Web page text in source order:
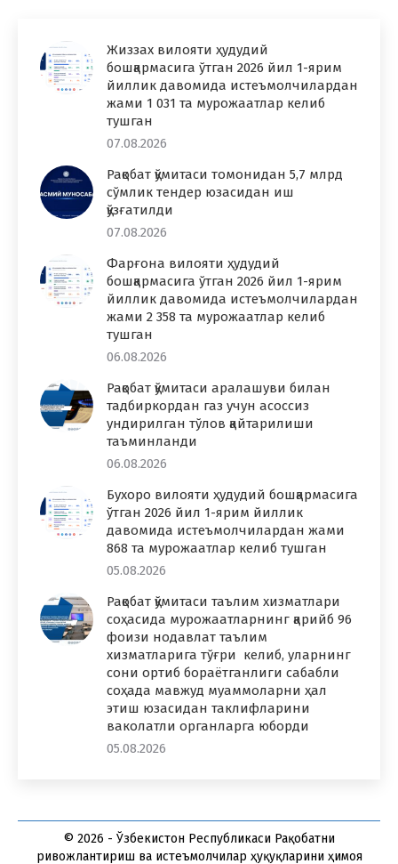
Жиззах вилояти ҳудудий
бошқармасига ўтган 2026 йил 1-ярим
йиллик давомида истеъмолчилардан
жами 1 031 та мурожаатлар келиб
тушган
07.08.2026
Рақобат қўмитаси томонидан 5,7 млрд
сўмлик тендер юзасидан иш
қўзғатилди
07.08.2026
Фарғона вилояти ҳудудий
бошқармасига ўтган 2026 йил 1-ярим
йиллик давомида истеъмолчилардан
жами 2 358 та мурожаатлар келиб
тушган
06.08.2026
Рақобат қўмитаси аралашуви билан
тадбиркордан газ учун асоссиз
ундирилган тўлов қайтарилиши
таъминланди
06.08.2026
Бухоро вилояти ҳудудий бошқармасига
ўтган 2026 йил 1-ярим йиллик
давомида истеъмолчилардан жами
868 та мурожаатлар келиб тушган
05.08.2026
Рақобат қўмитаси таълим хизматлари
соҳасида мурожаатларнинг қарийб 96
фоизи нодавлат таълим
хизматларига тўғри келиб, уларнинг
сони ортиб бораётганлиги сабабли
соҳада мавжуд муаммоларни ҳал
этиш юзасидан таклифларини
ваколатли органларга юборди
05.08.2026
© 2026 - Ўзбекистон Республикаси Рақобатни
ривожлантириш ва истеъмолчилар ҳуқуқларини ҳимоя